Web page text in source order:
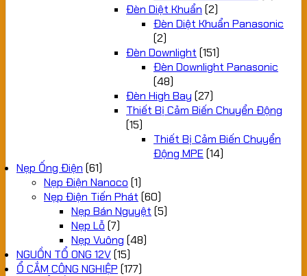
Đèn Diệt Khuẩn (2)
Đèn Diệt Khuẩn Panasonic
(2)
Đèn Downlight (151)
Đèn Downlight Panasonic
(48)
Đèn High Bay (27)
Thiết Bị Cảm Biến Chuyển Động
(15)
Thiết Bị Cảm Biến Chuyển
Động MPE (14)
Nẹp Ống Điện (61)
Nẹp Điện Nanoco (1)
Nẹp Điện Tiến Phát (60)
Nẹp Bán Nguyệt (5)
Nẹp Lỗ (7)
Nẹp Vuông (48)
NGUỒN TỔ ONG 12V(15)
Ổ CẮM CÔNG NGHIỆP (177)